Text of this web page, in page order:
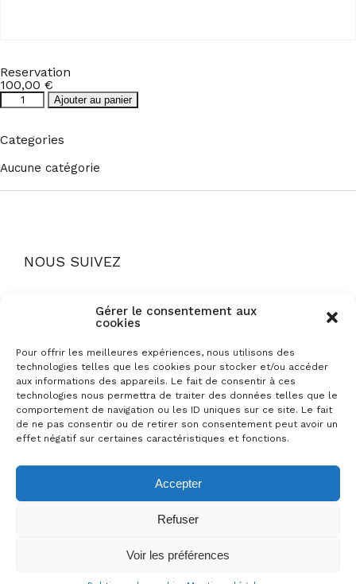
Gérer le consentement aux
cookies
Pour offrir les meilleures expériences, nous utilisons des
technologies telles que les cookies pour stocker et/ou accéder
aux informations des appareils. Le fait de consentir à ces
technologies nous permettra de traiter des données telles que le
comportement de navigation ou les ID uniques sur ce site. Le fait
de ne pas consentir ou de retirer son consentement peut avoir un
effet négatif sur certaines caractéristiques et fonctions.
Accepter
Refuser
Voir les préférences
Reservation
100,00 €
quantité
de
Ajouter au panier
Categories
Aucune catégorie
NOUS SUIVEZ
Mentions légales
Politique de cookies
Foire aux questions
© 2022 LA COLLINE AUX CHALETS. Tous droits
réservé